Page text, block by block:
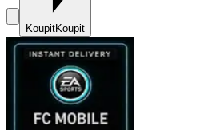
KoupitKoupit